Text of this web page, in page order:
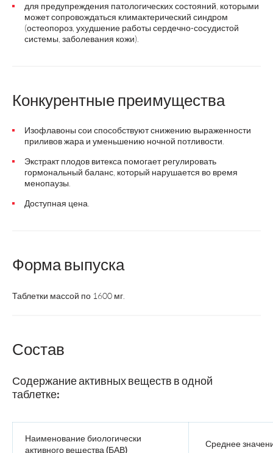
для предупреждения патологических состояний, которыми
может сопровождаться климактерический синдром
(остеопороз, ухудшение работы сердечно-сосудистой
системы, заболевания кожи).
Конкурентные преимущества
Изофлавоны сои способствуют снижению выраженности
приливов жара и уменьшению ночной потливости.
Экстракт плодов витекса помогает регулировать
гормональный баланс, который нарушается во время
менопаузы.
Доступная цена.
Форма выпуска
Таблетки массой по 1600 мг.
Состав
Содержание активных веществ в одной
таблетке:
Наименование биологически
активного вещества (БАВ)
Среднее